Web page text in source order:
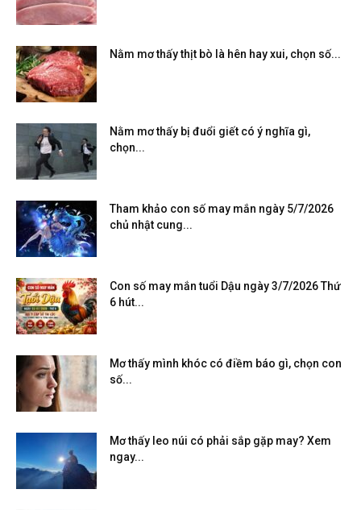
Nằm mơ thấy thịt bò là hên hay xui, chọn số...
Nằm mơ thấy bị đuổi giết có ý nghĩa gì,
chọn...
Tham khảo con số may mắn ngày 5/7/2026
chủ nhật cung...
Con số may mắn tuổi Dậu ngày 3/7/2026 Thứ
6 hút...
Mơ thấy mình khóc có điềm báo gì, chọn con
số...
Mơ thấy leo núi có phải sắp gặp may? Xem
ngay...